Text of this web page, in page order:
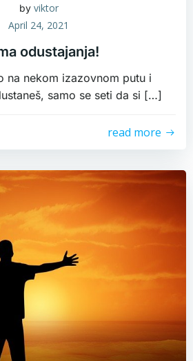
by viktor
April 24, 2021
odustajanja!
na nekom izazovnom putu i
samo se seti da si […]
read more